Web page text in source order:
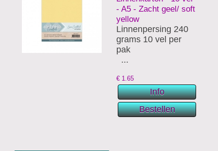
- A5 - Zacht geel/ soft
yellow
Linnenpersing 240
grams 10 vel per
pak
...
€ 1.65